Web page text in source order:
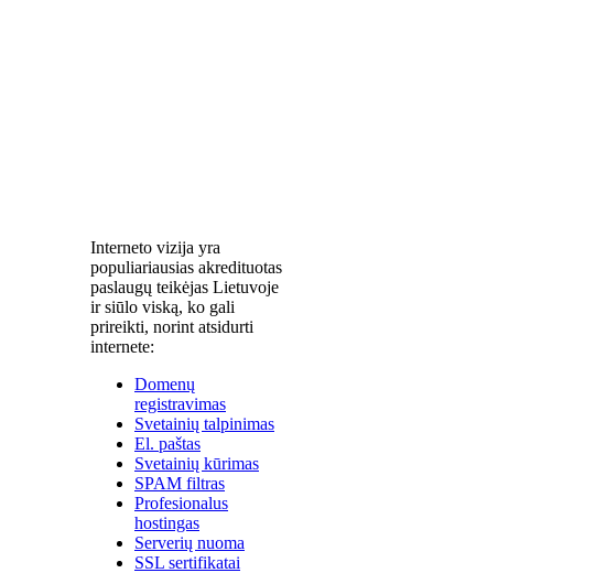
Interneto vizija yra
populiariausias akredituotas
paslaugų teikėjas Lietuvoje
ir siūlo viską, ko gali
prireikti, norint atsidurti
internete:
Domenų
registravimas
Svetainių talpinimas
El. paštas
Svetainių kūrimas
SPAM filtras
Profesionalus
hostingas
Serverių nuoma
SSL sertifikatai